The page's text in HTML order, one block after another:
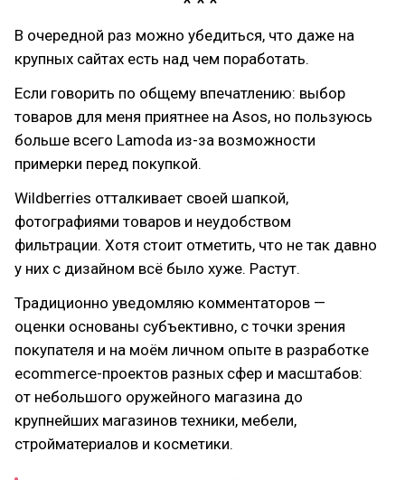
В очередной раз можно убедиться, что даже на
крупных сайтах есть над чем поработать.
Если говорить по общему впечатлению: выбор
товаров для меня приятнее на Asos, но пользуюсь
больше всего Lamoda из-за возможности
примерки перед покупкой.
Wildberries отталкивает своей шапкой,
фотографиями товаров и неудобством
фильтрации. Хотя стоит отметить, что не так давно
у них с дизайном всё было хуже. Растут.
Традиционно уведомляю комментаторов —
оценки основаны субъективно, с точки зрения
покупателя и на моём личном опыте в разработке
ecommerce-проектов разных сфер и масштабов:
от небольшого оружейного магазина до
крупнейших магазинов техники, мебели,
стройматериалов и косметики.